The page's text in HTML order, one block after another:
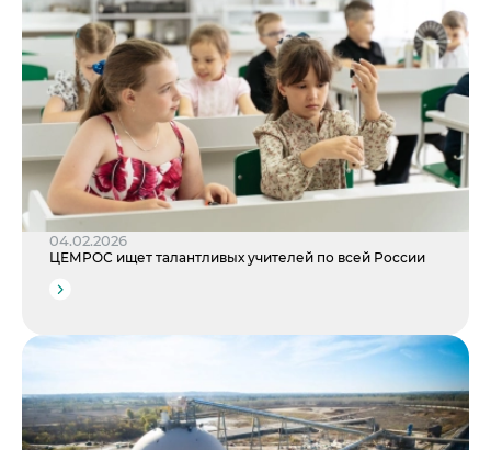
04.02.2026
ЦЕМРОС ищет талантливых учителей по всей России